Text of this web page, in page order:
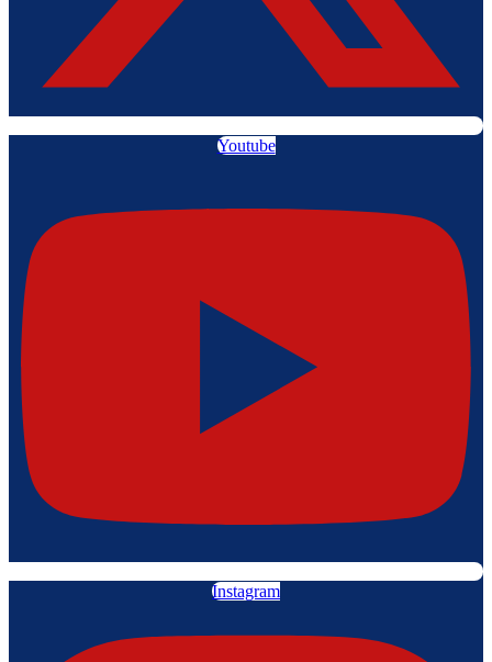
Youtube
Instagram